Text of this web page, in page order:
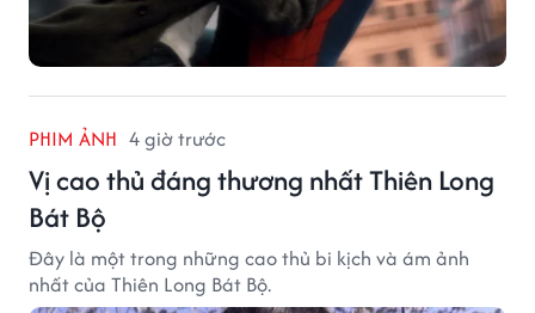
PHIM ẢNH 4 giờ trước
Vị cao thủ đáng thương nhất Thiên Long
Bát Bộ
Đây là một trong những cao thủ bi kịch và ám ảnh
nhất của Thiên Long Bát Bộ.